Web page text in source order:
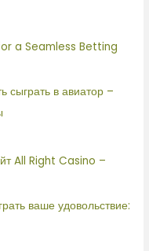
a Seamless Betting
сыграть в авиатор –
All Right Casino –
ваше удовольствие: